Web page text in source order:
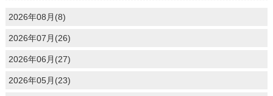
2026年08月(8)
2026年07月(26)
2026年06月(27)
2026年05月(23)